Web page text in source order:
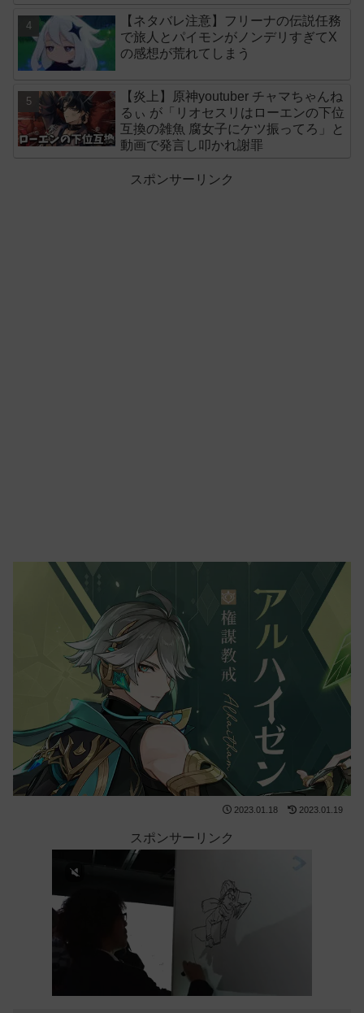
【ネタバレ注意】フリーナの伝説任務
で旅人とパイモンがノンデリすぎてX
の感想が荒れてしまう
【炎上】原神youtuber チャマちゃんね
るぃ が「リオセスリはローエンの下位
互換の雑魚 腐女子にケツ振ってろ」と
動画で発言し叩かれ謝罪
スポンサーリンク
2023.01.18 2023.01.19
スポンサーリンク